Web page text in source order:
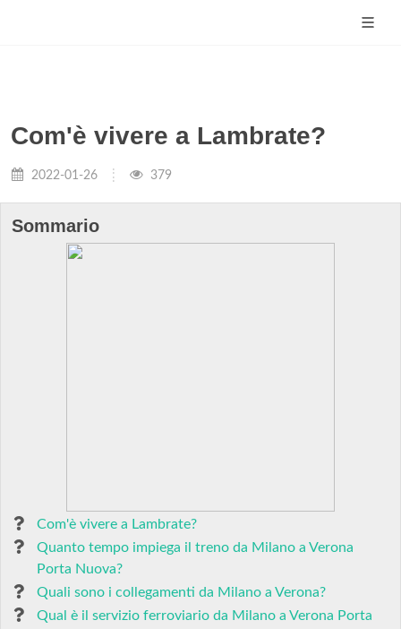
Com'è vivere a Lambrate?
2022-01-26 379
Sommario
Com'è vivere a Lambrate?
Quanto tempo impiega il treno da Milano a Verona
Porta Nuova?
Quali sono i collegamenti da Milano a Verona?
Qual è il servizio ferroviario da Milano a Verona Porta